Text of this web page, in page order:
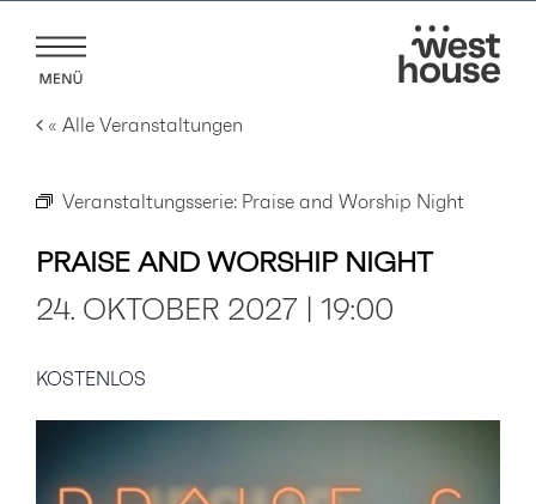
Inhalt
springen
« Alle Veranstaltungen
Veranstaltungsserie: Praise and Worship Night
PRAISE AND WORSHIP NIGHT
24. OKTOBER 2027 | 19:00
KOSTENLOS